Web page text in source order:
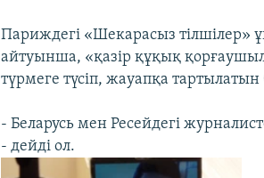
Париждегі «Шекарасыз
айтуынша, «қазір құқық
түрмеге түсіп, жауапқа тартылатын
- Беларусь мен Ресейдегі
- дейді ол.